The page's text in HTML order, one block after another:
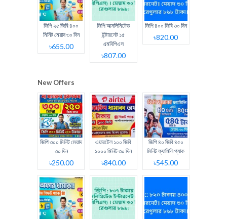
জিপি ২৫ জিবি ৪০০
মিনিট মেয়াদ ৩০ দিন
৳655.00
জিপি আনলিমিটেড
ইন্টারনেট ১৫
এমবিপিএস
৳807.00
জিপি ৪০০ জিবি ৩০ দিন
৳820.00
New Offers
জিপি ৩০০ মিনিট মেয়াদ
৩০ দিন
৳250.00
এয়ারটেল ১০০ জিবি
১০০০ মিনিট ৩০ দিন
৳840.00
জিপি ৪০ জিবি ৪৫০
মিনিট ফ্যামিলি প্যাক
৳545.00